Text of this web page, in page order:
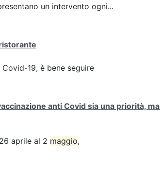
un intervento ogni...
19, è bene seguire
anti Covid sia una priorità,
aprile al 2 maggio,